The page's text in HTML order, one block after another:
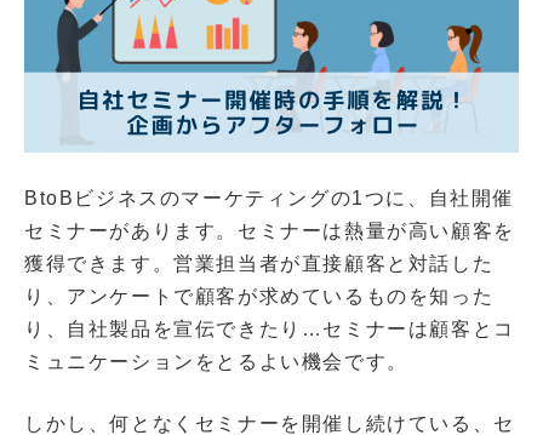
BtoBビジネスのマーケティングの1つに、自社開催
セミナーがあります。セミナーは熱量が高い顧客を
獲得できます。営業担当者が直接顧客と対話した
り、アンケートで顧客が求めているものを知った
り、自社製品を宣伝できたり…セミナーは顧客とコ
ミュニケーションをとるよい機会です。
しかし、何となくセミナーを開催し続けている、セ